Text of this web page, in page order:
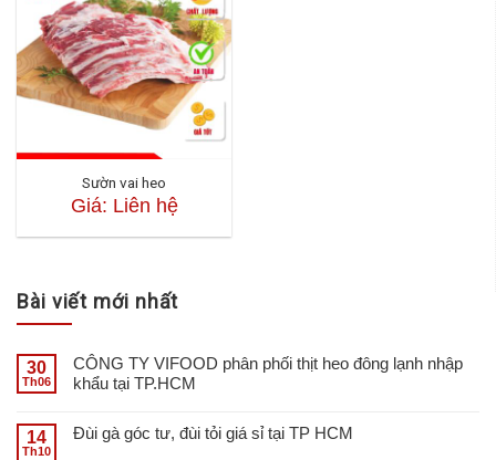
Sườn vai heo
Giá: Liên hệ
Bài viết mới nhất
30
Th06
CÔNG TY VIFOOD phân phối thịt heo đông lạnh nhập
khẩu tại TP.HCM
14
Th10
Đùi gà góc tư, đùi tỏi giá sỉ tại TP HCM